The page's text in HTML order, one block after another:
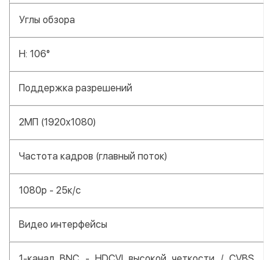
Углы обзора
H: 106°
Поддержка разрешений
2МП (1920x1080)
Частота кадров (главный поток)
1080p - 25к/с
Видео интерфейсы